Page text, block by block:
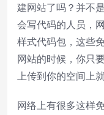
建网站了吗？并不
会写代码的人员，
样式代码包，这些
网站的时候，你只
上传到你的空间上就
网络上有很多这样